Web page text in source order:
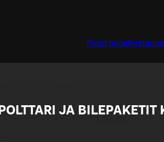
Front page
POLTTARI JA BILEPAKETIT